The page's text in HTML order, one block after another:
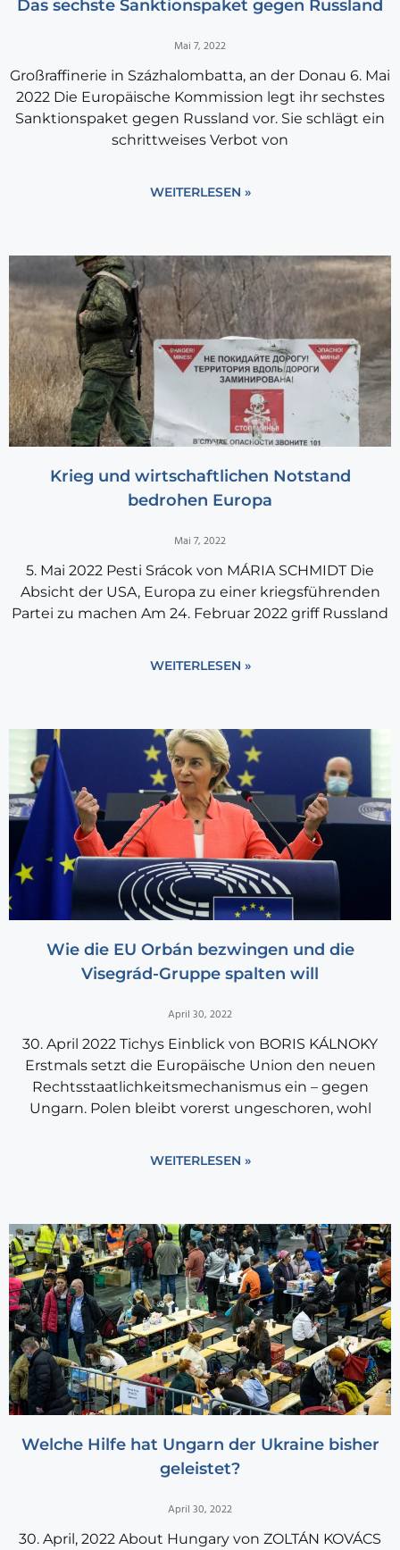
Das sechste Sanktionspaket gegen Russland
Mai 7, 2022
Großraffinerie in Százhalombatta, an der Donau 6. Mai
2022 Die Europäische Kommission legt ihr sechstes
Sanktionspaket gegen Russland vor. Sie schlägt ein
schrittweises Verbot von
WEITERLESEN »
Krieg und wirtschaftlichen Notstand
bedrohen Europa
Mai 7, 2022
5. Mai 2022 Pesti Srácok von MÁRIA SCHMIDT Die
Absicht der USA, Europa zu einer kriegsführenden
Partei zu machen Am 24. Februar 2022 griff Russland
WEITERLESEN »
Wie die EU Orbán bezwingen und die
Visegrád-Gruppe spalten will
April 30, 2022
30. April 2022 Tichys Einblick von BORIS KÁLNOKY
Erstmals setzt die Europäische Union den neuen
Rechtsstaatlichkeitsmechanismus ein – gegen
Ungarn. Polen bleibt vorerst ungeschoren, wohl
WEITERLESEN »
Welche Hilfe hat Ungarn der Ukraine bisher
geleistet?
April 30, 2022
30. April, 2022 About Hungary von ZOLTÁN KOVÁCS